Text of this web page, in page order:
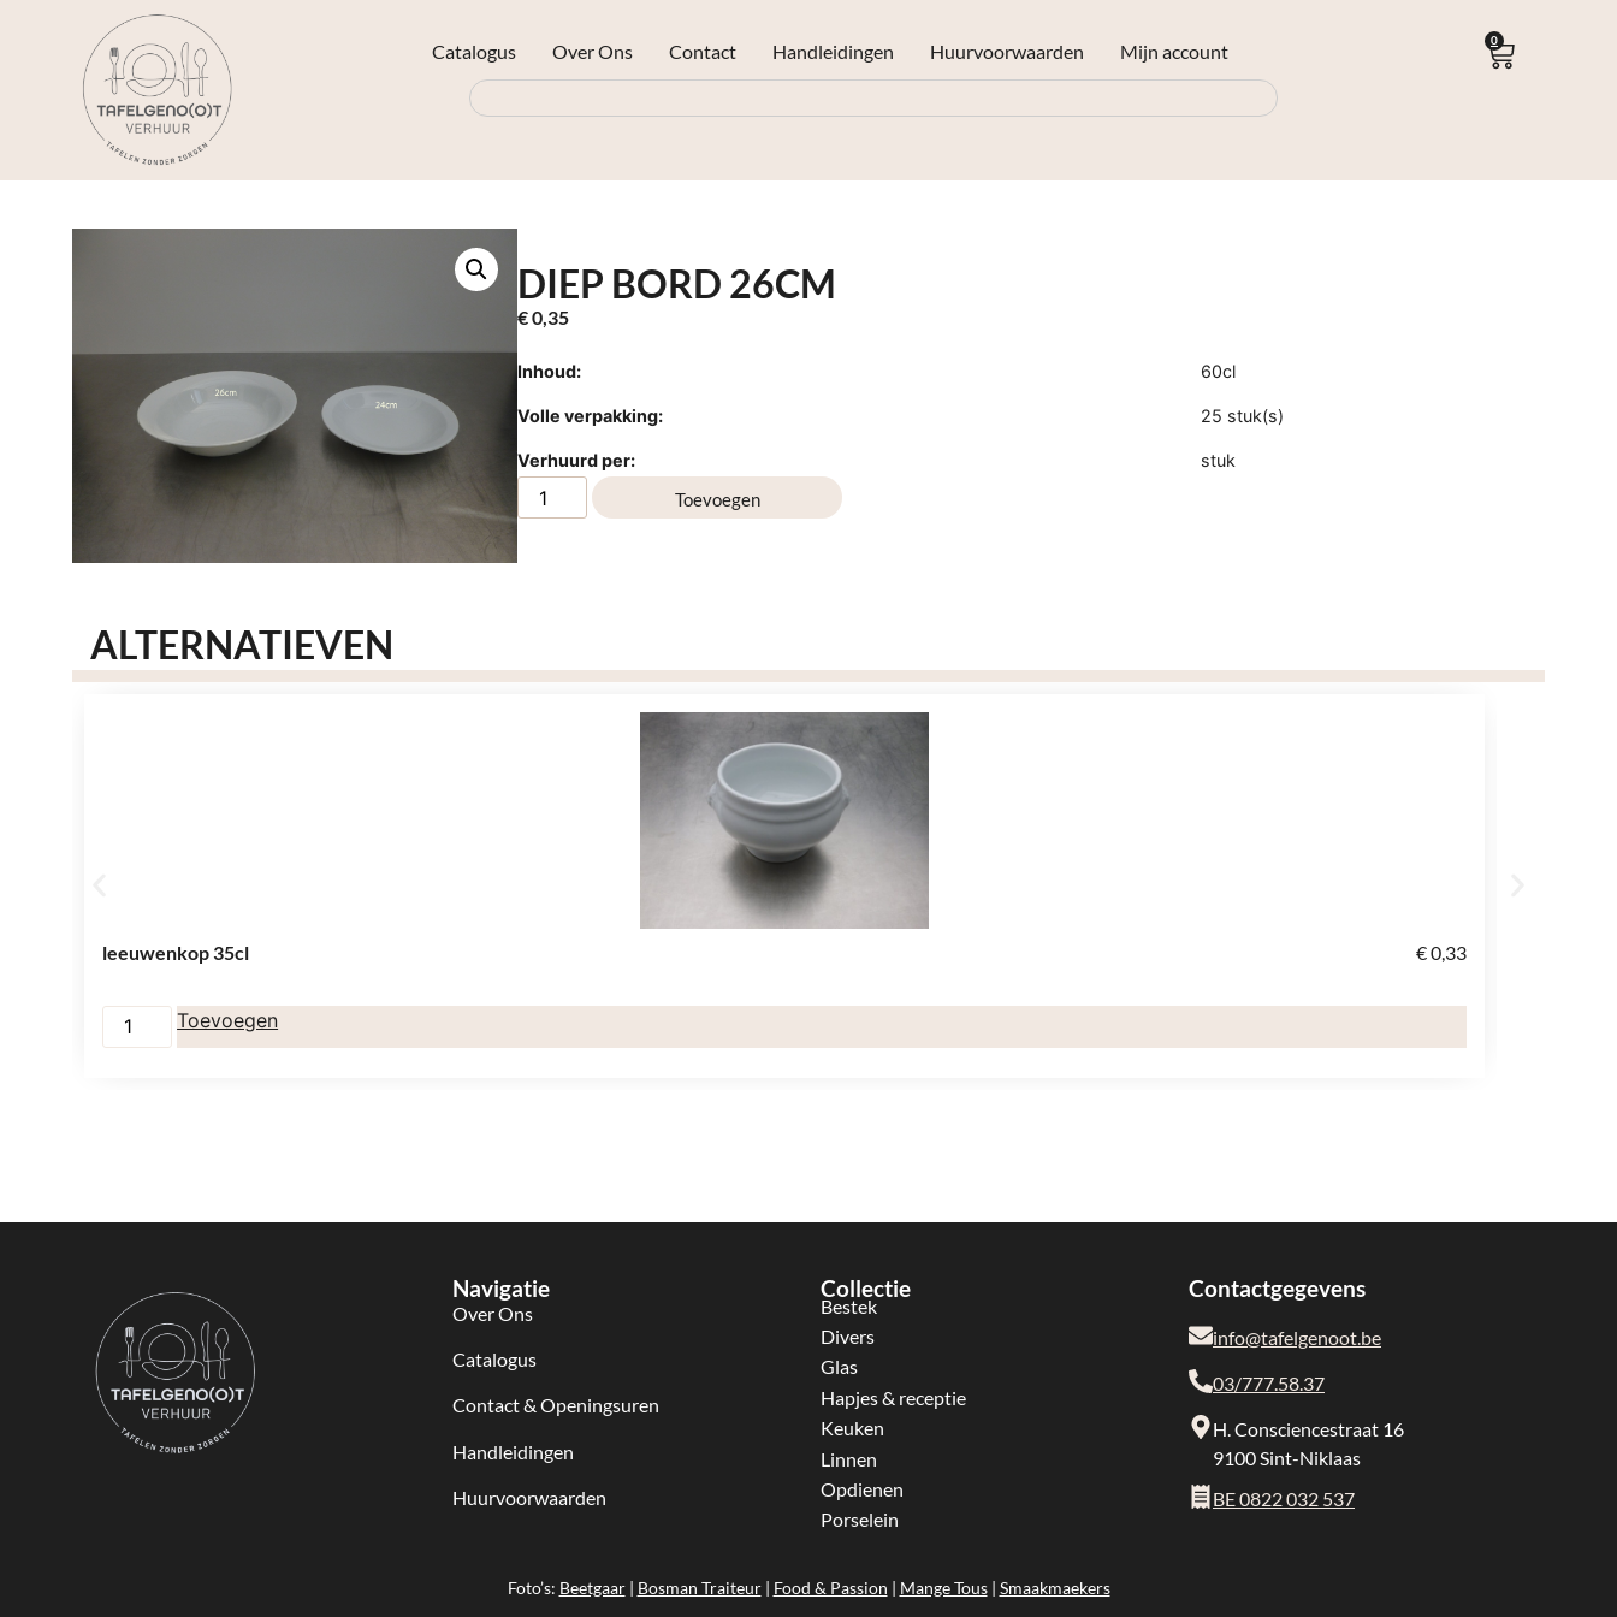
Catalogus Over Ons Contact Handleidingen Huurvoorwaarden Mijn account 0
DIEP BORD 26CM
€0,35
Inhoud: 60cl
Volle verpakking: 25 stuk(s)
Verhuurd per: stuk
Toevoegen
ALTERNATIEVEN
leeuwenkop 35cl €0,33
Toevoegen
Navigatie
Over Ons
Catalogus
Contact & Openingsuren
Handleidingen
Huurvoorwaarden
Collectie
Bestek
Divers
Glas
Hapjes & receptie
Keuken
Linnen
Opdienen
Porselein
Contactgegevens
info@tafelgenoot.be
03/777.58.37
H. Consciencestraat 16
9100 Sint-Niklaas
BE 0822 032 537
Foto’s: Beetgaar| Bosman Traiteur| Food & Passion | Mange Tous| Smaakmaekers